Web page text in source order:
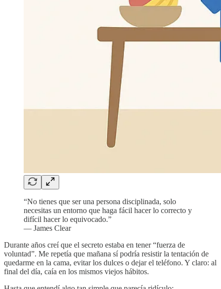
“No tienes que ser una persona disciplinada, solo
necesitas un entorno que haga fácil hacer lo correcto y
difícil hacer lo equivocado.”
— James Clear
Durante años creí que el secreto estaba en tener “fuerza de
voluntad”. Me repetía que mañana sí podría resistir la tentación de
quedarme en la cama, evitar los dulces o dejar el teléfono. Y claro: al
final del día, caía en los mismos viejos hábitos.